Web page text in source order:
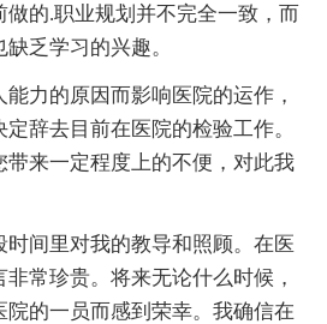
做的.职业规划并不完全一致，而
乏学习的兴趣。
力的原因而影响医院的运作，
辞去目前在医院的检验工作。
带来一定程度上的不便，对此我
间里对我的教导和照顾。在医
常珍贵。将来无论什么时候，
的一员而感到荣幸。我确信在